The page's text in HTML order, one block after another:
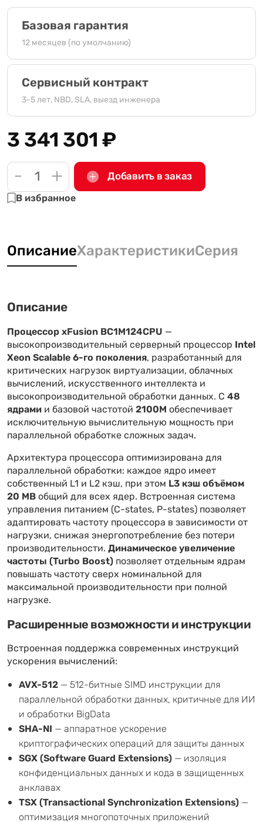
Базовая гарантия
12 месяцев (по умолчанию)
Сервисный контракт
3-5 лет, NBD, SLA, выезд инженера
3 341 301₽
- + Добавить в заказ
В избранное
ОписаниеХарактеристикиСерия
Описание
Процессор xFusion BC1M124CPU —
высокопроизводительный серверный процессор Intel
Xeon Scalable 6-го поколения, разработанный для
критических нагрузок виртуализации, облачных
вычислений, искусственного интеллекта и
высокопроизводительной обработки данных. С 48
ядрами и базовой частотой 2100M обеспечивает
исключительную вычислительную мощность при
параллельной обработке сложных задач.
Архитектура процессора оптимизирована для
параллельной обработки: каждое ядро имеет
собственный L1 и L2 кэш, при этом L3 кэш объёмом
20 MBобщий для всех ядер. Встроенная система
управления питанием (C-states, P-states) позволяет
адаптировать частоту процессора в зависимости от
нагрузки, снижая энергопотребление без потери
производительности. Динамическое увеличение
частоты (Turbo Boost) позволяет отдельным ядрам
повышать частоту сверх номинальной для
максимальной производительности при полной
нагрузке.
Расширенные возможности и инструкции
Встроенная поддержка современных инструкций
ускорения вычислений:
AVX-512 — 512-битные SIMD инструкции для
параллельной обработки данных, критичные для ИИ
и обработки BigData
SHA-NI — аппаратное ускорение
криптографических операций для защиты данных
SGX (Software Guard Extensions) — изоляция
конфиденциальных данных и кода в защищенных
анклавах
TSX (Transactional Synchronization Extensions) —
оптимизация многопоточных приложений